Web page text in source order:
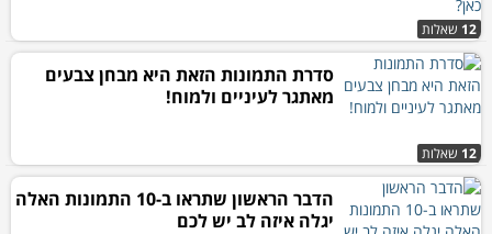
12 שאלות
12 שאלות
סדרת התמונות הזאת היא מבחן צבעים
מאתגר לעיניים ולמוח!
הדבר הראשון שתראו ב-10 התמונות האלה
יגלה איזה לב יש לכם